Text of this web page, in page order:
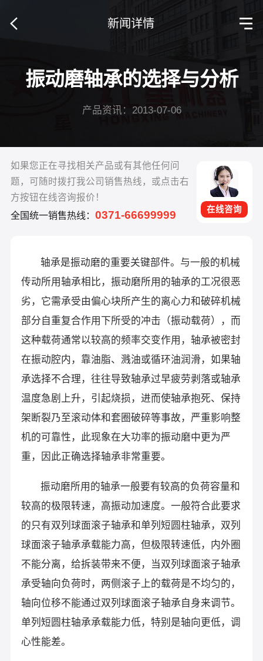
新闻详情
振动磨轴承的选择与分析
产品资讯：2013-07-06
如果您正在寻找相关产品或有其他任何问
题，可随时拨打我公司销售热线，或点击右
方按钮在线咨询报价！
全国统一销售热线： 0371-66699999 在线咨询
轴承是振动磨的重要关键部件。与一般的机械
传动所用轴承相比，振动磨所用的轴承的工况很恶
劣，它需承受由偏心块所产生的离心力和破碎机械
部分自重复合作用下所受的冲击（振动载荷），而
这种载荷通常以较高的频率交变作用，轴承被密封
在振动腔内，靠油脂、溅油或循环油润滑，如果轴
承选择不合理，往往导致轴承过早疲劳剥落或轴承
温度急剧上升，引起烧损，进而使轴承抱死、保持
架断裂乃至滚动体和套圈破碎等事故，严重影响整
机的可靠性，此现象在大功率的振动磨中更为严
重，因此正确选择轴承非常重要。
振动磨所用的轴承一般要有较高的负荷容量和
较高的极限转速，高振动加速度。一般符合此要求
的只有双列球面滚子轴承和单列短圆柱轴承，双列
球面滚子轴承承载能力高，但极限转速低，内外圈
不能分离，给拆装带来不便，当双列球面滚子轴承
承受轴向负荷时，两侧滚子上的载荷是不均匀的，
轴向位移不能通过双列球面滚子轴承自身来调节。
单列短圆柱轴承承载能力低，特别是轴向更低，调
心性能差。